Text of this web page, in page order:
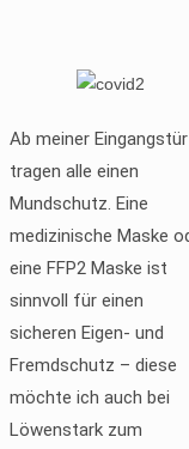
Ab meiner Eingangstür
tragen alle einen
Mundschutz. Eine
medizinische Maske
eine FFP2 Maske ist
sinnvoll für einen
sicheren Eigen- und
Fremdschutz – diese
möchte ich auch bei
Löwenstark zum